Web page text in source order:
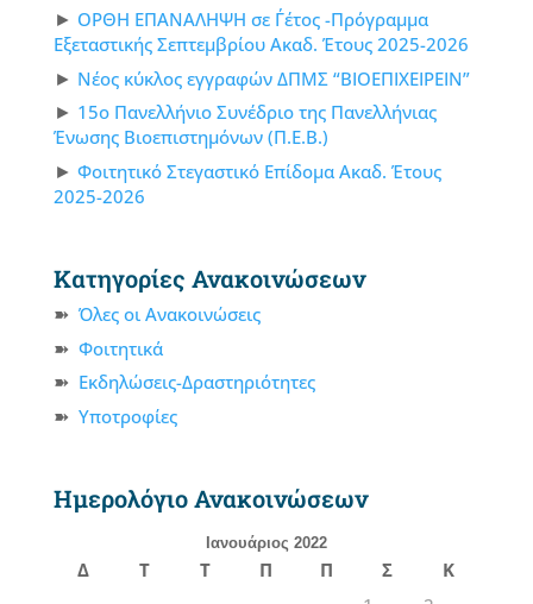
ΟΡΘΗ ΕΠΑΝΑΛΗΨΗ σε Γ΄έτος -Πρόγραμμα
Εξεταστικής Σεπτεμβρίου Ακαδ. Έτους 2025-2026
Νέος κύκλος εγγραφών ΔΠΜΣ “ΒΙΟΕΠΙΧΕΙΡΕΙΝ”
15ο Πανελλήνιο Συνέδριο της Πανελλήνιας
Ένωσης Βιοεπιστημόνων (Π.Ε.Β.)
Φοιτητικό Στεγαστικό Επίδομα Ακαδ. Έτους
2025-2026
Κατηγορίες Ανακοινώσεων
Όλες οι Ανακοινώσεις
Φοιτητικά
Εκδηλώσεις-Δραστηριότητες
Υποτροφίες
Ημερολόγιο Ανακοινώσεων
Ιανουάριος 2022
Δ Τ Τ Π Π Σ
Κ